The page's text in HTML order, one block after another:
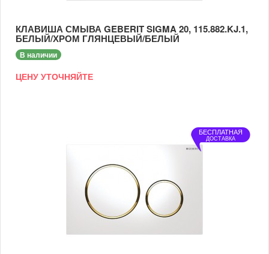
КЛАВИША СМЫВА GEBERIT SIGMA 20, 115.882.KJ.1,
БЕЛЫЙ/ХРОМ ГЛЯНЦЕВЫЙ/БЕЛЫЙ
В наличии
ЦЕНУ УТОЧНЯЙТЕ
БЕСПЛАТНАЯ
ДОСТАВКА